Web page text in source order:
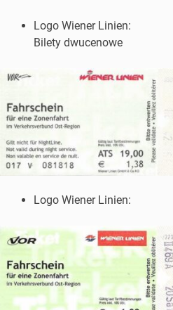
Logo Wiener Linien:
Bilety dwucenowe
Logo Wiener Linien: